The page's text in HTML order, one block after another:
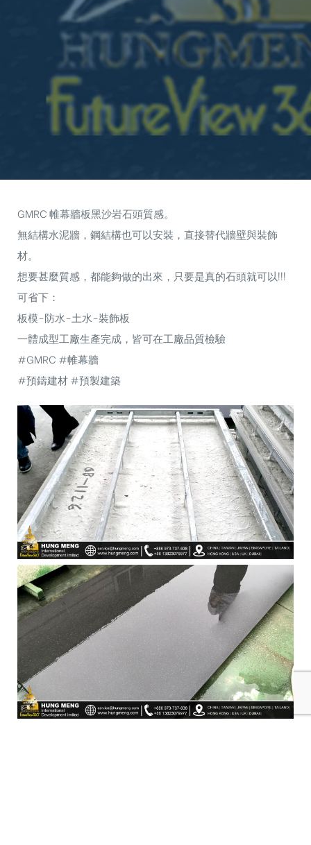
GMRC 帷幕牆板黑沙岩石頭質感。
無結構水泥牆，鋼結構也可以安裝，直接替代牆壁與裝飾
材。
想要甚麼質感，都能夠做的出來，只要是真的石頭就可以!!!
可省下：
板模-防水-土水-裝飾板
一體成型工廠生產完成，皆可在工廠品質檢驗
#GMRC #帷幕牆
#預鑄建材#預製建築